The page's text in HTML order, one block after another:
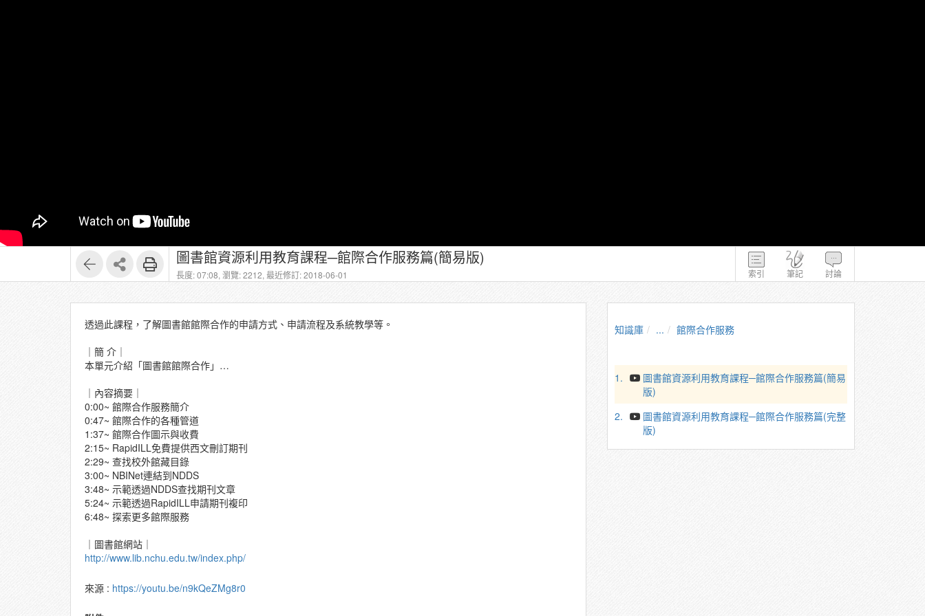
索引 筆記 討論
圖書館資源利用教育課程─館際合作服務篇(簡易版)
長度: 07:08, 瀏覽: 2212, 最近修訂: 2018-06-01
透過此課程，了解圖書館館際合作的申請方式、申請流程及系統教學等。
｜簡 介｜
本單元介紹「圖書館館際合作」…
｜內容摘要｜
0:00~ 館際合作服務簡介
0:47~ 館際合作的各種管道
1:37~ 館際合作圖示與收費
2:15~ RapidILL免費提供西文刪訂期刊
2:29~ 查找校外館藏目錄
3:00~ NBINet連結到NDDS
3:48~ 示範透過NDDS查找期刊文章
5:24~ 示範透過RapidILL申請期刊複印
6:48~ 探索更多館際服務
｜圖書館網站｜
http://www.lib.nchu.edu.tw/index.php/
來源 : https://youtu.be/n9kQeZMg8r0
知識庫 ... 館際合作服務
1.
圖書館資源利用教育課程─館際合作服務篇(簡易
版)
2.
圖書館資源利用教育課程─館際合作服務篇(完整
版)